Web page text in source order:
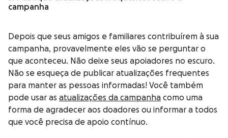
campanha
Depois que seus amigos e familiares contribuírem à sua
campanha, provavelmente eles vão se perguntar o
que aconteceu. Não deixe seus apoiadores no escuro.
Não se esqueça de publicar atualizações frequentes
para manter as pessoas informadas! Você também
pode usar as atualizações da campanha como uma
forma de agradecer aos doadores ou informar a todos
que você precisa de apoio contínuo.